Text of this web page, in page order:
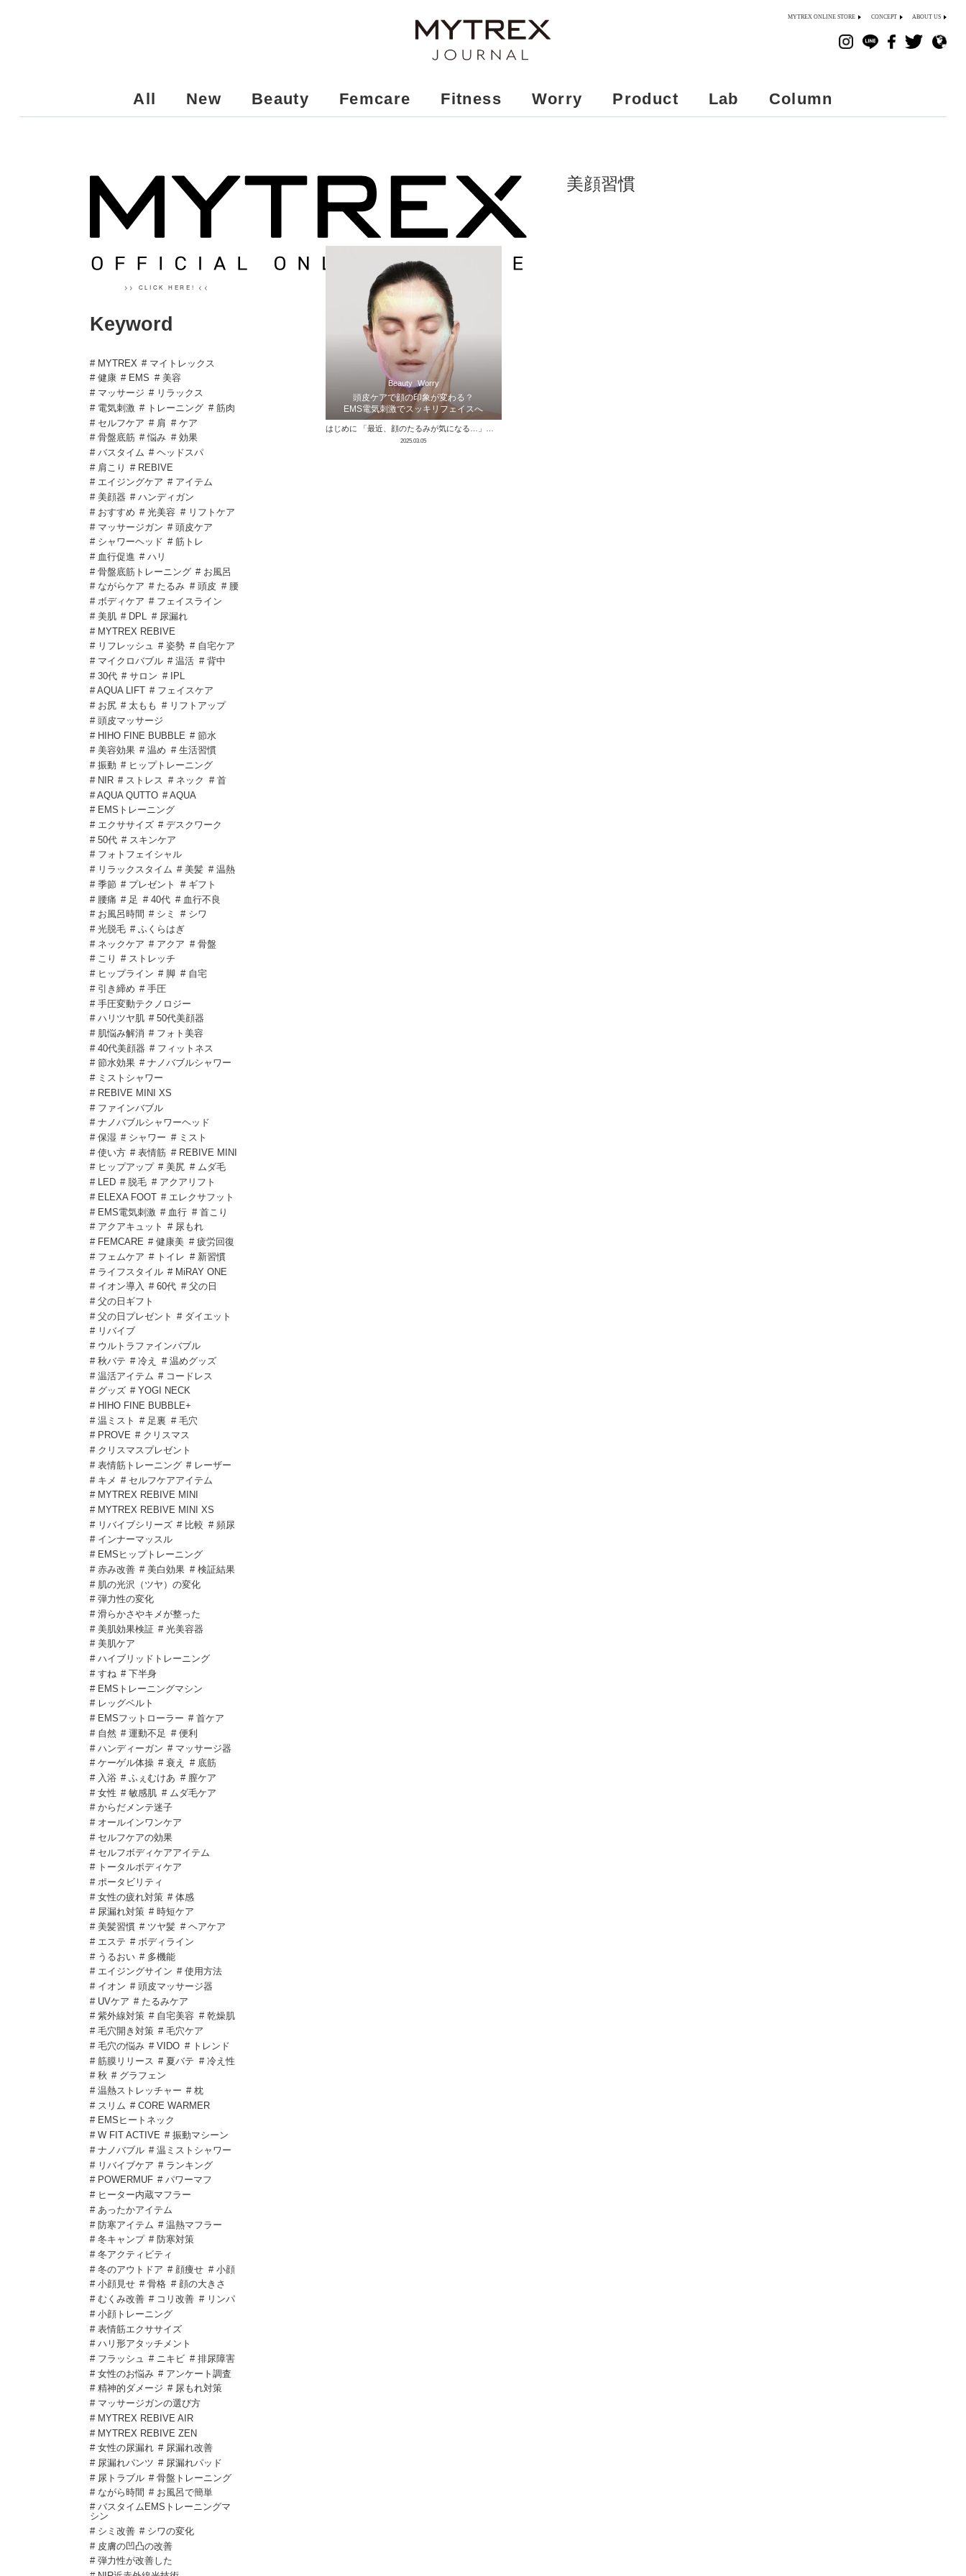
MYTREX ONLINE STORE CONCEPT ABOUT US
All New Beauty Femcare Fitness Worry Product Lab Column
>> CLICK HERE! <<
Keyword
# MYTREX # マイトレックス
# 健康 # EMS # 美容
# マッサージ # リラックス
# 電気刺激 # トレーニング # 筋肉
# セルフケア # 肩 # ケア
# 骨盤底筋 # 悩み # 効果
# バスタイム # ヘッドスパ
# 肩こり
# REBIVE
# エイジングケア # アイテム
# 美顔器 # ハンディガン
# おすすめ # 光美容 # リフトケア
# マッサージガン # 頭皮ケア
# シャワーヘッド # 筋トレ
# 血行促進 # ハリ
# 骨盤底筋トレーニング # お風呂
# ながらケア # たるみ # 頭皮 # 腰
# ボディケア # フェイスライン
# 美肌 # DPL
# 尿漏れ
# MYTREX REBIVE
# リフレッシュ # 姿勢 # 自宅ケア
# マイクロバブル # 温活 # 背中
# 30代 # サロン # IPL
# AQUA LIFT # フェイスケア
# お尻 # 太もも # リフトアップ
# 頭皮マッサージ
# HIHO FINE BUBBLE # 節水
# 美容効果 # 温め # 生活習慣
# 振動 # ヒップトレーニング
# NIR # ストレス # ネック # 首
# AQUA QUTTO # AQUA
# EMSトレーニング
# エクササイズ # デスクワーク
# 50代 # スキンケア
# フォトフェイシャル
# リラックスタイム # 美髪 # 温熱
# 季節 # プレゼント
# ギフト
# 腰痛 # 足 # 40代 # 血行不良
# お風呂時間 # シミ
# シワ
# 光脱毛 # ふくらはぎ
# ネックケア # アクア # 骨盤
# こり
# ストレッチ
# ヒップライン # 脚 # 自宅
# 引き締め # 手圧
# 手圧変動テクノロジー
# ハリツヤ肌 # 50代美顔器
# 肌悩み解消 # フォト美容
# 40代美顔器 # フィットネス
# 節水効果 # ナノバブルシャワー
# ミストシャワー
# REBIVE MINI XS
# ファインバブル
# ナノバブルシャワーヘッド
# 保湿 # シャワー # ミスト
# 使い方 # 表情筋 # REBIVE MINI
# ヒップアップ # 美尻 # ムダ毛
# LED # 脱毛 # アクアリフト
# ELEXA FOOT # エレクサフット
# EMS電気刺激 # 血行 # 首こり
# アクアキュット
# 尿もれ
# FEMCARE # 健康美 # 疲労回復
# フェムケア # トイレ # 新習慣
# ライフスタイル # MiRAY ONE
# イオン導入 # 60代 # 父の日
# 父の日ギフト
# 父の日プレゼント
# ダイエット
# リバイブ
# ウルトラファインバブル
# 秋バテ # 冷え
# 温めグッズ
# 温活アイテム # コードレス
# グッズ # YOGI NECK
# HIHO FINE BUBBLE+
# 温ミスト
# 足裏 # 毛穴
# PROVE # クリスマス
# クリスマスプレゼント
# 表情筋トレーニング # レーザー
# キメ # セルフケアアイテム
# MYTREX REBIVE MINI
# MYTREX REBIVE MINI XS
# リバイブシリーズ # 比較 # 頻尿
# インナーマッスル
# EMSヒップトレーニング
# 赤み改善 # 美白効果 # 検証結果
# 肌の光沢（ツヤ）の変化
# 弾力性の変化
# 滑らかさやキメが整った
# 美肌効果検証 # 光美容器
# 美肌ケア
# ハイブリッドトレーニング
# すね # 下半身
# EMSトレーニングマシン
# レッグベルト
# EMSフットローラー # 首ケア
# 自然 # 運動不足 # 便利
# ハンディーガン # マッサージ器
# ケーゲル体操 # 衰え
# 底筋
# 入浴 # ふぇむけあ # 膣ケア
# 女性 # 敏感肌 # ムダ毛ケア
# からだメンテ迷子
# オールインワンケア
# セルフケアの効果
# セルフボディケアアイテム
# トータルボディケア
# ポータビリティ
# 女性の疲れ対策 # 体感
# 尿漏れ対策 # 時短ケア
# 美髪習慣 # ツヤ髪 # ヘアケア
# エステ # ボディライン
# うるおい # 多機能
# エイジングサイン # 使用方法
# イオン # 頭皮マッサージ器
# UVケア # たるみケア
# 紫外線対策 # 自宅美容 # 乾燥肌
# 毛穴開き対策 # 毛穴ケア
# 毛穴の悩み # VIDO # トレンド
# 筋膜リリース # 夏バテ # 冷え性
# 秋 # グラフェン
# 温熱ストレッチャー # 枕
# スリム # CORE WARMER
# EMSヒートネック
# W FIT ACTIVE # 振動マシーン
# ナノバブル # 温ミストシャワー
# リバイブケア # ランキング
# POWERMUF # パワーマフ
# ヒーター内蔵マフラー
# あったかアイテム
# 防寒アイテム # 温熱マフラー
# 冬キャンプ # 防寒対策
# 冬アクティビティ
# 冬のアウトドア # 顔痩せ # 小顔
# 小顔見せ # 骨格 # 顔の大きさ
# むくみ改善 # コリ改善 # リンパ
# 小顔トレーニング
# 表情筋エクササイズ
# ハリ形アタッチメント
# フラッシュ
# ニキビ # 排尿障害
# 女性のお悩み # アンケート調査
# 精神的ダメージ # 尿もれ対策
# マッサージガンの選び方
# MYTREX REBIVE AIR
# MYTREX REBIVE ZEN
# 女性の尿漏れ # 尿漏れ改善
# 尿漏れパンツ # 尿漏れパッド
# 尿トラブル # 骨盤トレーニング
# ながら時間 # お風呂で簡単
# バスタイムEMSトレーニングマ
シン
# シミ改善 # シワの変化
# 皮膚の凹凸の改善
# 弾力性が改善した
美顔習慣
Beauty Worry
頭皮ケアで顔の印象が変わる？
EMS電気刺激でスッキリフェイスへ
2025.03.05